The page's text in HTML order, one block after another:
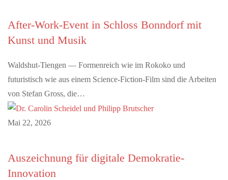
After-Work-Event in Schloss Bonndorf mit
Kunst und Musik
Waldshut-Tiengen — Formenreich wie im Rokoko und
futuristisch wie aus einem Science-Fiction-Film sind die Arbeiten
von Stefan Gross, die…
Mai 22, 2026
Auszeichnung für digitale Demokratie-
Innovation